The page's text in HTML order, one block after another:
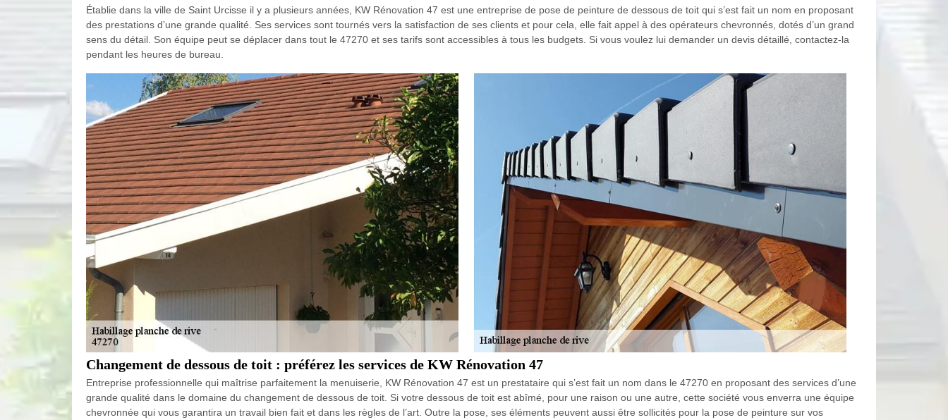
Établie dans la ville de Saint Urcisse il y a plusieurs années, KW Rénovation 47 est une entreprise de pose de peinture de dessous de toit qui s’est fait un nom en proposant
des prestations d’une grande qualité. Ses services sont tournés vers la satisfaction de ses clients et pour cela, elle fait appel à des opérateurs chevronnés, dotés d’un grand
sens du détail. Son équipe peut se déplacer dans tout le 47270 et ses tarifs sont accessibles à tous les budgets. Si vous voulez lui demander un devis détaillé, contactez-la
pendant les heures de bureau.
Changement de dessous de toit : préférez les services de KW Rénovation 47
Entreprise professionnelle qui maîtrise parfaitement la menuiserie, KW Rénovation 47 est un prestataire qui s’est fait un nom dans le 47270 en proposant des services d’une
grande qualité dans le domaine du changement de dessous de toit. Si votre dessous de toit est abîmé, pour une raison ou une autre, cette société vous enverra une équipe
chevronnée qui vous garantira un travail bien fait et dans les règles de l’art. Outre la pose, ses éléments peuvent aussi être sollicités pour la pose de peinture sur vos